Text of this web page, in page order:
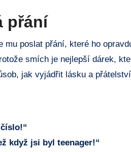
přání
poslat ⁣přání, ‍které ‍ho
smích je nejlepší dárek,
jak vyjádřit lásku ‌a
když jsi byl ​teenager!“